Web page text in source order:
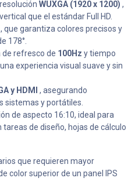
WUXGA (1920 x 1200) ,
que el estándar Full HD.
, que garantiza colores precisos y
178°.
de refresco de 100Hz y tiempo
experiencia visual suave y sin
y HDMI
, asegurando
sistemas y portátiles.
de aspecto 16:10, ideal para
de diseño, hojas de cálculo
que requieren mayor
color superior de un panel IPS